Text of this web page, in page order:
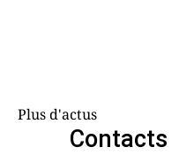
Contacts
Plus d'actus